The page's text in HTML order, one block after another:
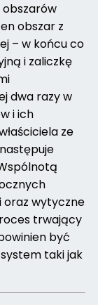
obszarów
obszar z
– w końcu co
i zaliczkę
dwa razy w
i ich
ze
oraz wytyczne
trwający
być
taki jak